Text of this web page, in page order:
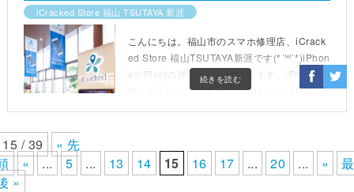
iCracked Store 福山 TSUTAYA 新涯
続きを読む
こんにちは。福山市のスマホ修理店、iCrack
ed Store 福山TSUTAYA新涯です(*´꒳`*)iPhon
eやPixelの修理を承っております。iPhoneX
Rの画面割れでお困りならiCracked Store 福
15 / 39
« 先
« ... 5 ... 13 14 15 16 17 ... 20 ... »
最
»